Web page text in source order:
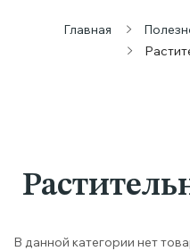
Главная
В данной категории нет